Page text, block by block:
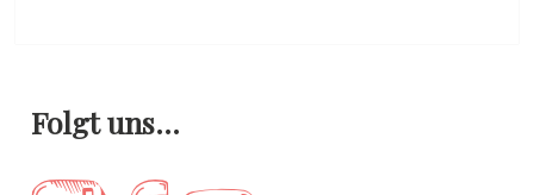
Folgt uns…